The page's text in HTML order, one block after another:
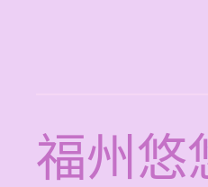
福州悠